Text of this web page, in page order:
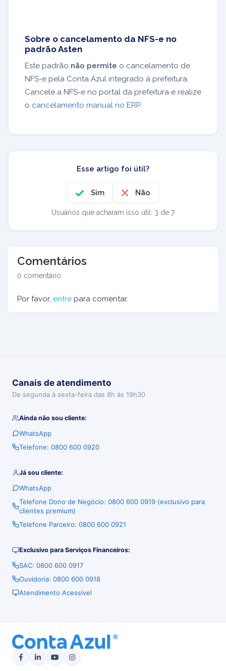
Sobre o cancelamento da NFS-e no
padrão Asten
Este padrão não permite o cancelamento de
NFS-e pela Conta Azul integrado à prefeitura.
Cancele a NFS-e no portal da prefeitura e realize
o cancelamento manual no ERP.
Esse artigo foi útil?
Sim Não
Usuários que acharam isso útil: 3 de 7
Comentários
0 comentário
Por favor, entre para comentar.
Canais de atendimento
De segunda à sexta-feira das 8h às 19h30
Ainda não sou cliente:
WhatsApp
Telefone: 0800 600 0920
Já sou cliente:
WhatsApp
Telefone Dono de Negócio: 0800 600 0919 (exclusivo para
clientes premium)
Telefone Parceiro: 0800 600 0921
Exclusivo para Serviços Financeiros:
SAC: 0800 600 0917
Ouvidoria: 0800 600 0918
Atendimento Acessível